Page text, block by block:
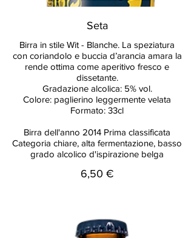
Seta
Birra in stile Wit - Blanche. La speziatura
con coriandolo e buccia d’arancia amara la
rende ottima come aperitivo fresco e
dissetante.
Gradazione alcolica: 5% vol.
Colore: paglierino leggermente velata
Formato: 33cl
Birra dell'anno 2014 Prima classificata
Categoria chiare, alta fermentazione, basso
grado alcolico d'ispirazione belga
6,50 €